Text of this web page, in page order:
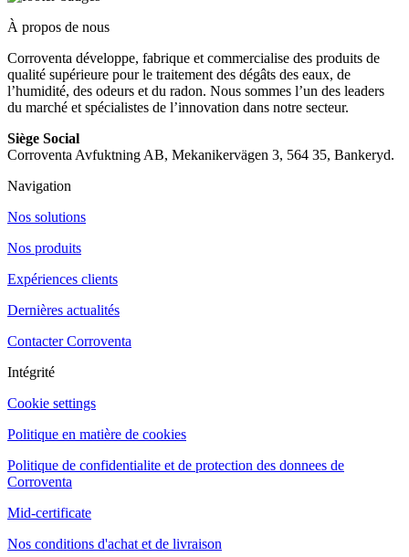
À propos de nous
Corroventa développe, fabrique et commercialise des produits de
qualité supérieure pour le traitement des dégâts des eaux, de
l’humidité, des odeurs et du radon. Nous sommes l’un des leaders
du marché et spécialistes de l’innovation dans notre secteur.
Siège Social
Corroventa Avfuktning AB, Mekanikervägen 3, 564 35, Bankeryd.
Navigation
Nos solutions
Nos produits
Expériences clients
Dernières actualités
Contacter Corroventa
Intégrité
Cookie settings
Politique en matière de cookies
Politique de confidentialite et de protection des donnees de
Corroventa
Mid-certificate
Nos conditions d'achat et de livraison